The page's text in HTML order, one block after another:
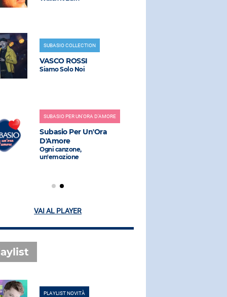
SUBASIO COLLECTION
VASCO ROSSI
Siamo Solo Noi
SUBASIO PER UN'ORA D'AMORE
Subasio Per Un'Ora
D'Amore
Ogni canzone,
un'emozione
VAI AL PLAYER
PLAYLIST NOVITÀ